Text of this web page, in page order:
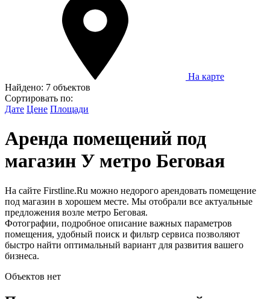
На карте
Найдено: 7 объектов
Сортировать по:
Дате Цене Площади
Аренда помещений под
магазин У метро Беговая
На сайте Firstline.Ru можно недорого арендовать помещение
под магазин в хорошем месте. Мы отобрали все актуальные
предложения возле метро Беговая.
Фотографии, подробное описание важных параметров
помещения, удобный поиск и фильтр сервиса позволяют
быстро найти оптимальный вариант для развития вашего
бизнеса.
Объектов нет